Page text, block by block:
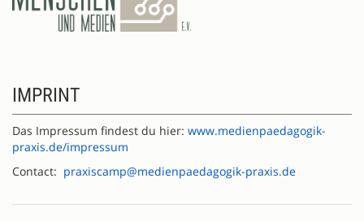
IMPRINT
Das Impressum findest du hier: www.medienpaedagogik-
praxis.de/impressum
Contact: praxiscamp@medienpaedagogik-praxis.de